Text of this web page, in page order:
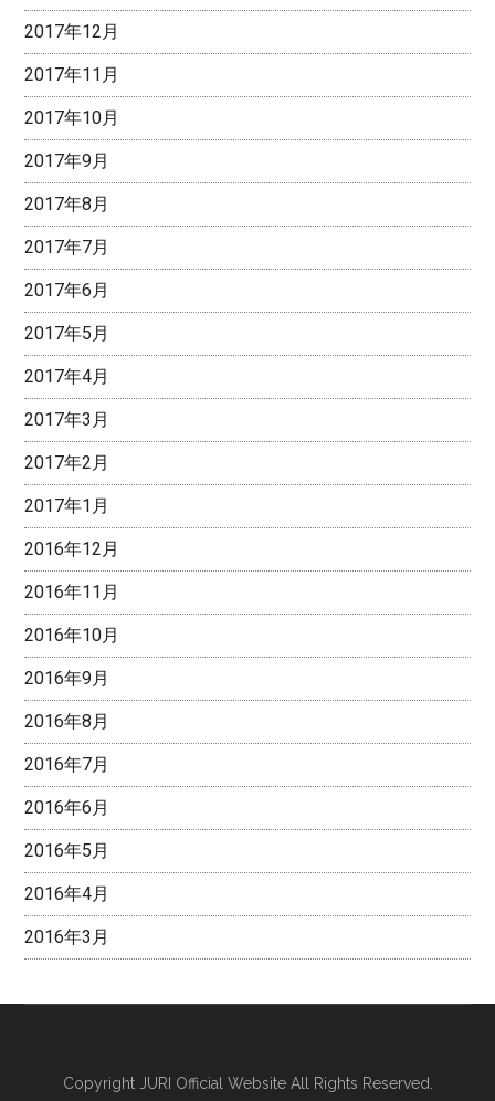
2017年12月
2017年11月
2017年10月
2017年9月
2017年8月
2017年7月
2017年6月
2017年5月
2017年4月
2017年3月
2017年2月
2017年1月
2016年12月
2016年11月
2016年10月
2016年9月
2016年8月
2016年7月
2016年6月
2016年5月
2016年4月
2016年3月
Copyright JURI Official WebsiteAll Rights Reserved.